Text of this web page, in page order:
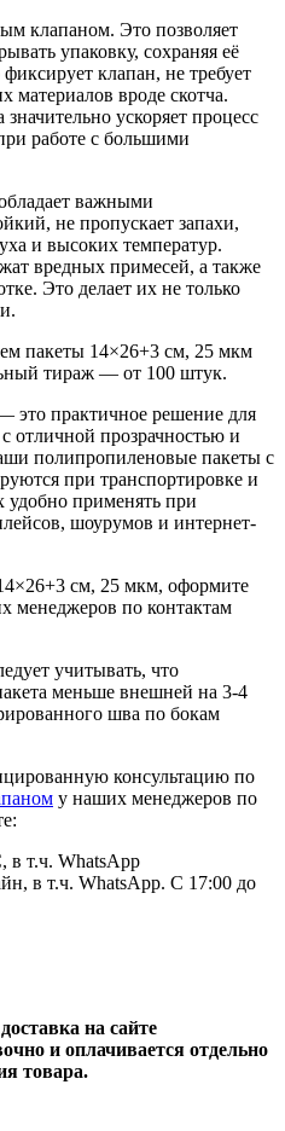
клапаном. Это позволяет
упаковку, сохраняя её
клапан, не требует
вроде скотча.
ускоряет процесс
работе с большими
важными
не пропускает запахи,
и высоких температур.
вредных примесей, а также
Это делает их не только
пакеты 14×26+3 см, 25 мкм
тираж — от 100 штук.
это практичное решение для
отличной прозрачностью и
полипропиленовые пакеты с
при транспортировке и
применять при
шоурумов и интернет-
см, 25 мкм, оформите
менеджеров по контактам
учитывать, что
меньше внешней на 3-4
шва по бокам
консультацию по
у наших менеджеров по
т.ч. WhatsApp
в т.ч. WhatsApp. С 17:00 до
на сайте
и оплачивается отдельно
товара.